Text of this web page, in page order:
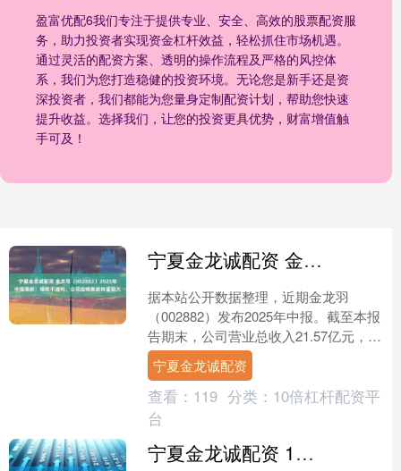
盈富优配6我们专注于提供专业、安全、高效的股票配资服
务，助力投资者实现资金杠杆效益，轻松抓住市场机遇。
通过灵活的配资方案、透明的操作流程及严格的风控体
系，我们为您打造稳健的投资环境。无论您是新手还是资
深投资者，我们都能为您量身定制配资计划，帮助您快速
提升收益。选择我们，让您的投资更具优势，财富增值触
手可及！
宁夏金龙诚配资 金龙羽（002882）2025年中报简析：增收不增利，公司应收账款体量较大
据本站公开数据整理，近期金龙羽
（002882）发布2025年中报。截至本报
告期末，公司营业总收入21.57亿元，同
比上升32.98%，归母净利润6671.6万
元....
宁夏金龙诚配资
查看： 119 分类： 10倍杠杆配资平
台
宁夏金龙诚配资 1月6日香港老凤祥黄金价格49340港币/两